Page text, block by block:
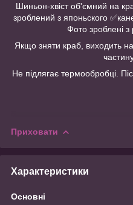
Шиньон-хвіст об'ємний на
зроблений з японьского
Фото зроблені з
Якщо зняти краб, виходить
Не підлягає термообробці.
Приховати
Характеристики
Основні